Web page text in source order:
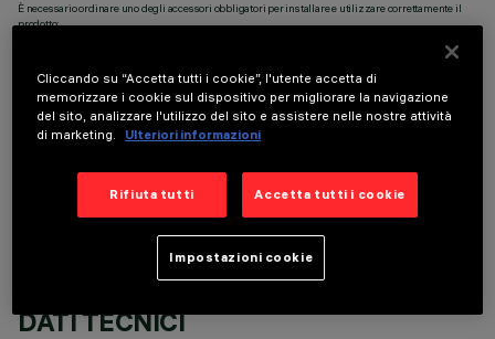
È necessario ordinare uno degli accessori obbligatori per installare e utilizzare correttamente il
prodotto:
DATI TECNICI
Cliccando su “Accetta tutti i cookie”, l'utente accetta di
memorizzare i cookie sul dispositivo per migliorare la navigazione
del sito, analizzare l'utilizzo del sito e assistere nelle nostre attività
di marketing. Ulteriori informazioni
Rifiuta tutti Accetta tutti i cookie
Impostazioni cookie